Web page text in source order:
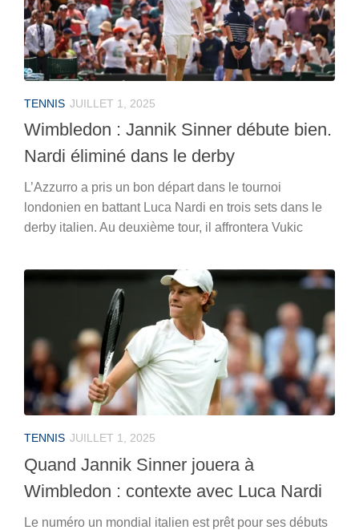
TENNIS JUILLET 1, 2025
Wimbledon : Jannik Sinner débute bien.
Nardi éliminé dans le derby
L’Azzurro a pris un bon départ dans le tournoi
londonien en battant Luca Nardi en trois sets dans le
derby italien. Au deuxième tour, il affrontera Vukic
TENNIS JUILLET 1, 2025
Quand Jannik Sinner jouera à
Wimbledon : contexte avec Luca Nardi
Le numéro un mondial italien est prêt pour ses débuts